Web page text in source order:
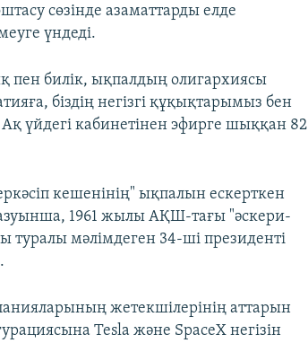
сөзінде азаматтарды елде
үндеді.
пен билік, ықпалдың олигархиясы
біздің негізгі құқықтарымыз бен
Ақ үйдегі кабинетінен эфирге шыққан 82
кешенінің" ықпалын ескерткен
1961 жылы АҚШ-тағы "әскери-
мәлімдеген 34-ші президенті
жетекшілерінің аттарын
Tesla және SpaceX негізін